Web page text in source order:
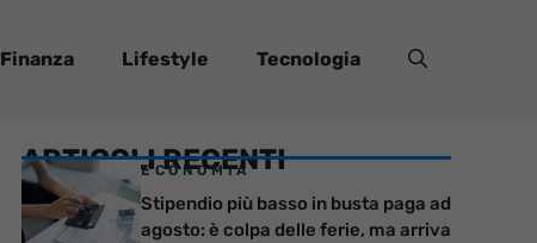
Finanza Lifestyle Tecnologia
ARTICOLI RECENTI
ECONOMIA
Stipendio più basso in busta paga ad
agosto: è colpa delle ferie, ma arriva